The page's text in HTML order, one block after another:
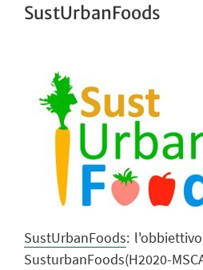
SustUrbanFoods
SustUrbanFoods:
SusturbanFoods(H2020-